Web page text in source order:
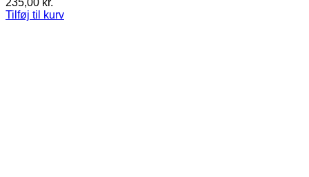
235,00 kr.
Tilføj til kurv